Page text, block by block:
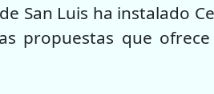
San Luis ha instalado
propuestas que